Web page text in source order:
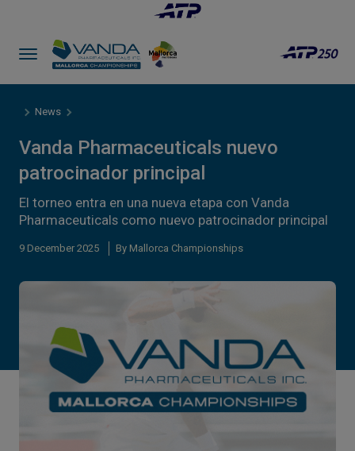
News
Vanda Pharmaceuticals nuevo
patrocinador principal
El torneo entra en una nueva etapa con Vanda
Pharmaceuticals como nuevo patrocinador principal
9 December 2025 By Mallorca Championships